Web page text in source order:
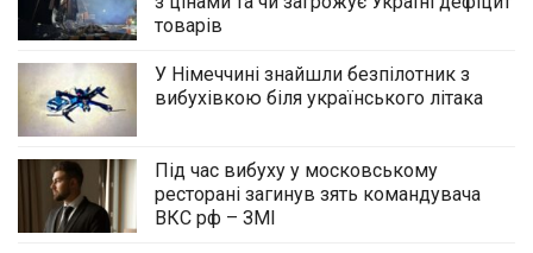
товарів
У Німеччині знайшли безпілотник з
вибухівкою біля українського літака
Під час вибуху у московському
ресторані загинув зять командувача
ВКС рф – ЗМІ